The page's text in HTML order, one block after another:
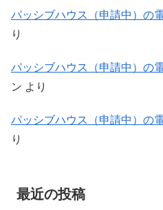
パッシブハウス（申請中）の
り
パッシブハウス（申請中）の
ン より
パッシブハウス（申請中）の
り
最近の投稿